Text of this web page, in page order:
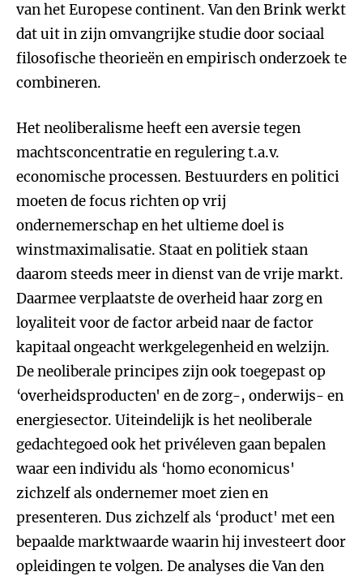
van het Europese continent. Van den Brink werkt
dat uit in zijn omvangrijke studie door sociaal
filosofische theorieën en empirisch onderzoek te
combineren.
Het neoliberalisme heeft een aversie tegen
machtsconcentratie en regulering t.a.v.
economische processen. Bestuurders en politici
moeten de focus richten op vrij
ondernemerschap en het ultieme doel is
winstmaximalisatie. Staat en politiek staan
daarom steeds meer in dienst van de vrije markt.
Daarmee verplaatste de overheid haar zorg en
loyaliteit voor de factor arbeid naar de factor
kapitaal ongeacht werkgelegenheid en welzijn.
De neoliberale principes zijn ook toegepast op
‘overheidsproducten' en de zorg-, onderwijs- en
energiesector. Uiteindelijk is het neoliberale
gedachtegoed ook het privéleven gaan bepalen
waar een individu als ‘homo economicus'
zichzelf als ondernemer moet zien en
presenteren. Dus zichzelf als ‘product' met een
bepaalde marktwaarde waarin hij investeert door
opleidingen te volgen. De analyses die Van den